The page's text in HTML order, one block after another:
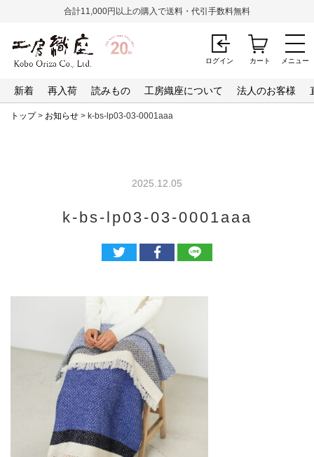
メニュー
合計11,000円以上の購入で送料・代引手数料無料
新着 再入荷 読みもの 工房織座について 法人のお客様
ログイン カート
トップ> お知らせ > k-bs-lp03-03-0001aaa
2025.12.05
k-bs-lp03-03-0001aaa